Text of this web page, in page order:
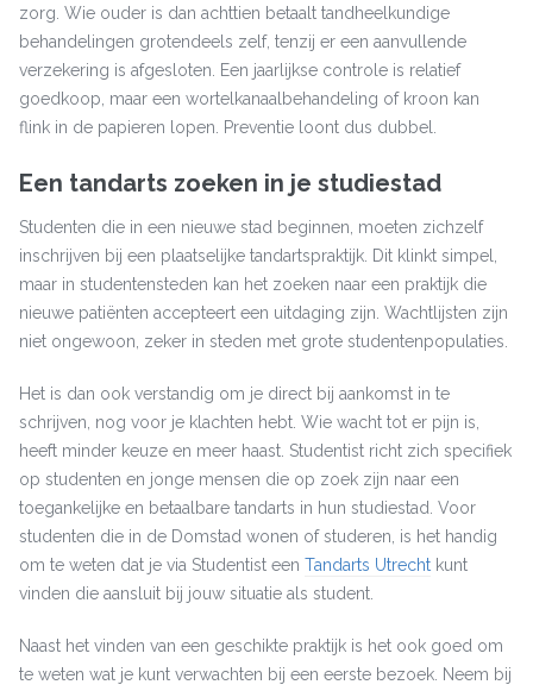
zorg. Wie ouder is dan achttien betaalt tandheelkundige
behandelingen grotendeels zelf, tenzij er een aanvullende
verzekering is afgesloten. Een jaarlijkse controle is relatief
goedkoop, maar een wortelkanaalbehandeling of kroon kan
flink in de papieren lopen. Preventie loont dus dubbel.
Een tandarts zoeken in je studiestad
Studenten die in een nieuwe stad beginnen, moeten zichzelf
inschrijven bij een plaatselijke tandartspraktijk. Dit klinkt simpel,
maar in studentensteden kan het zoeken naar een praktijk die
nieuwe patiënten accepteert een uitdaging zijn. Wachtlijsten zijn
niet ongewoon, zeker in steden met grote studentenpopulaties.
Het is dan ook verstandig om je direct bij aankomst in te
schrijven, nog voor je klachten hebt. Wie wacht tot er pijn is,
heeft minder keuze en meer haast. Studentist richt zich specifiek
op studenten en jonge mensen die op zoek zijn naar een
toegankelijke en betaalbare tandarts in hun studiestad. Voor
studenten die in de Domstad wonen of studeren, is het handig
om te weten dat je via Studentist een Tandarts Utrechtkunt
vinden die aansluit bij jouw situatie als student.
Naast het vinden van een geschikte praktijk is het ook goed om
te weten wat je kunt verwachten bij een eerste bezoek. Neem bij